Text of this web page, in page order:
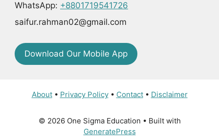
WhatsApp: +8801719541726
saifur.rahman02@gmail.com
Download Our Mobile App
About• Privacy Policy• Contact• Disclaimer
© 2026 One Sigma Education • Built with
GeneratePress